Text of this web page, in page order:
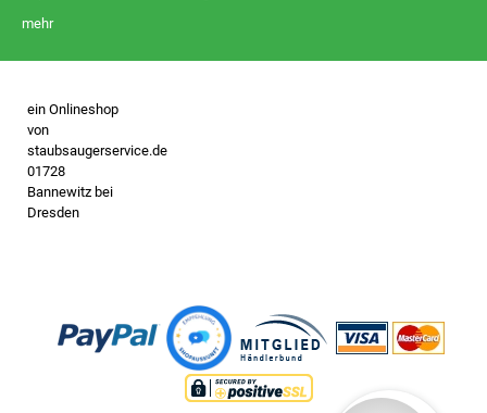
mehr
ein Onlineshop
von
staubsaugerservice.de
01728
Bannewitz bei
Dresden